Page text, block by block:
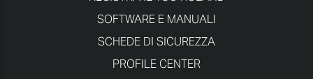
SOFTWARE E MANUALI
SCHEDE DI SICUREZZA
PROFILE CENTER